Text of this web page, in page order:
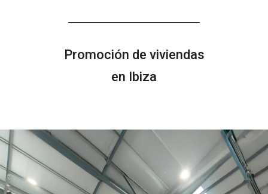
Promoción de viviendas
en Ibiza